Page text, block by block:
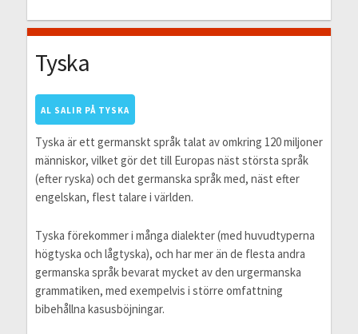
Tyska
AL SALIR PÅ TYSKA
Tyska är ett germanskt språk talat av omkring 120 miljoner
människor, vilket gör det till Europas näst största språk
(efter ryska) och det germanska språk med, näst efter
engelskan, flest talare i världen.
Tyska förekommer i många dialekter (med huvudtyperna
högtyska och lågtyska), och har mer än de flesta andra
germanska språk bevarat mycket av den urgermanska
grammatiken, med exempelvis i större omfattning
bibehållna kasusböjningar.